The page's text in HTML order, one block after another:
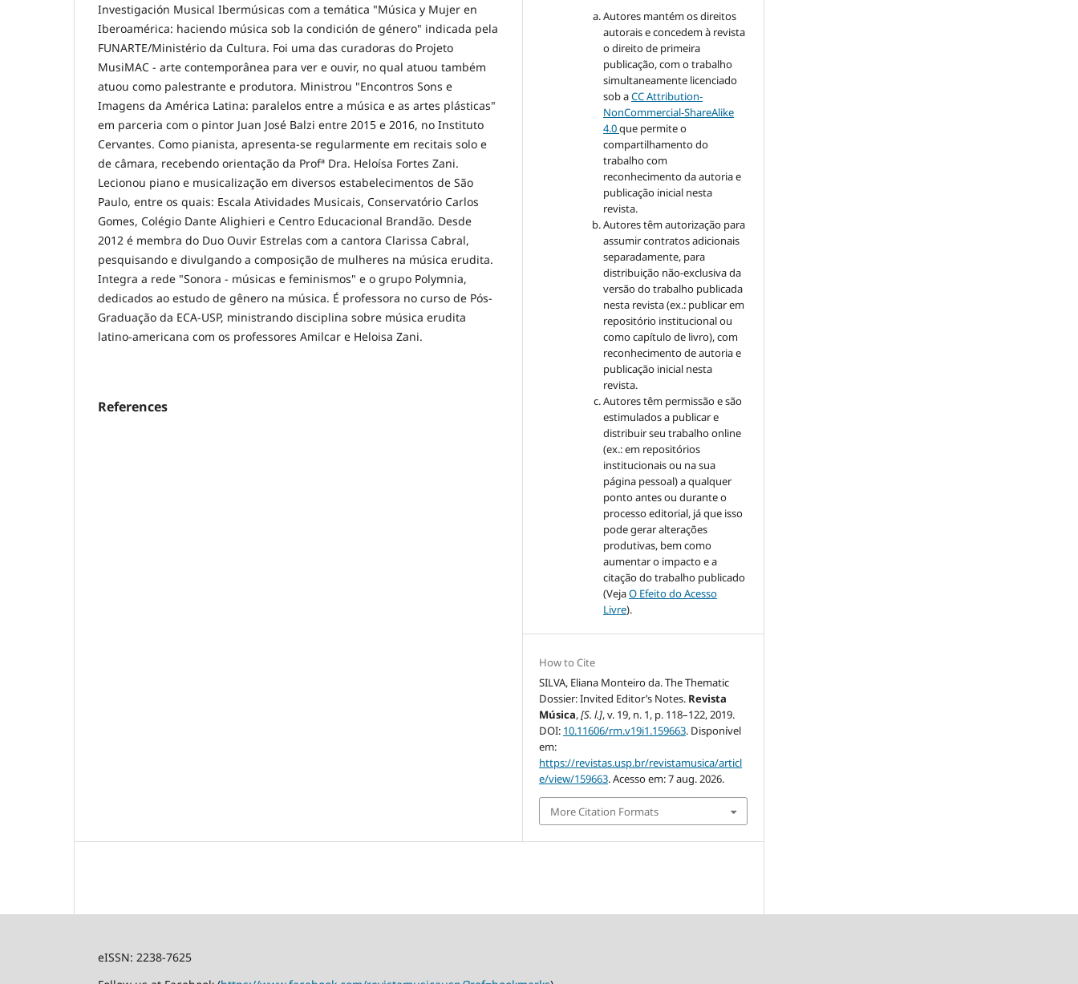
Investigación Musical Ibermúsicas com a temática "Música y Mujer en
Iberoamérica: haciendo música sob la condición de género" indicada pela
FUNARTE/Ministério da Cultura. Foi uma das curadoras do Projeto
MusiMAC - arte contemporânea para ver e ouvir, no qual atuou também
atuou como palestrante e produtora. Ministrou "Encontros Sons e
Imagens da América Latina: paralelos entre a música e as artes plásticas"
em parceria com o pintor Juan José Balzi entre 2015 e 2016, no Instituto
Cervantes. Como pianista, apresenta-se regularmente em recitais solo e
de câmara, recebendo orientação da Profª Dra. Heloísa Fortes Zani.
Lecionou piano e musicalização em diversos estabelecimentos de São
Paulo, entre os quais: Escala Atividades Musicais, Conservatório Carlos
Gomes, Colégio Dante Alighieri e Centro Educacional Brandão. Desde
2012 é membra do Duo Ouvir Estrelas com a cantora Clarissa Cabral,
pesquisando e divulgando a composição de mulheres na música erudita.
Integra a rede "Sonora - músicas e feminismos" e o grupo Polymnia,
dedicados ao estudo de gênero na música. É professora no curso de Pós-
Graduação da ECA-USP, ministrando disciplina sobre música erudita
latino-americana com os professores Amilcar e Heloisa Zani.
References
Autores mantém os direitos
autorais e concedem à revista
o direito de primeira
publicação, com o trabalho
simultaneamente licenciado
sob aCC Attribution-
NonCommercial-ShareAlike
4.0que permite o
compartilhamento do
trabalho com
reconhecimento da autoria e
publicação inicial nesta
revista.
Autores têm autorização para
assumir contratos adicionais
separadamente, para
distribuição não-exclusiva da
versão do trabalho publicada
nesta revista (ex.: publicar em
repositório institucional ou
como capítulo de livro), com
reconhecimento de autoria e
publicação inicial nesta
revista.
Autores têm permissão e são
estimulados a publicar e
distribuir seu trabalho online
(ex.: em repositórios
institucionais ou na sua
página pessoal) a qualquer
ponto antes ou durante o
processo editorial, já que isso
pode gerar alterações
produtivas, bem como
aumentar o impacto e a
citação do trabalho publicado
(VejaO Efeito do Acesso
Livre).
How to Cite
SILVA, Eliana Monteiro da. The Thematic
Dossier: Invited Editor’s Notes. Revista
Música,[S. l.], v. 19, n. 1, p. 118–122, 2019.
DOI: 10.11606/rm.v19i1.159663. Disponível
em:
https://revistas.usp.br/revistamusica/articl
e/view/159663. Acesso em: 7 aug. 2026.
More Citation Formats
eISSN: 2238-7625